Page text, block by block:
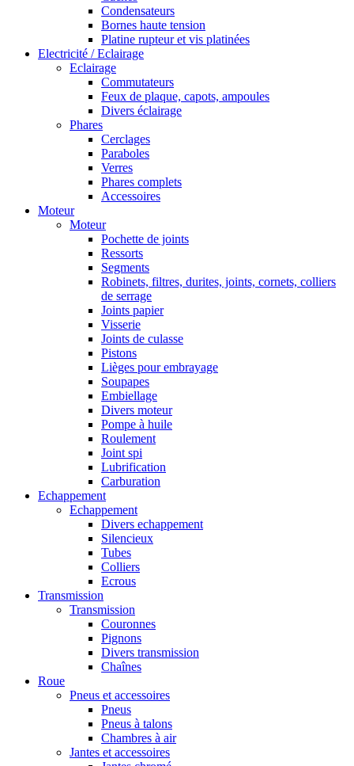
Condensateurs
Bornes haute tension
Platine rupteur et vis platinées
Electricité / Eclairage
Eclairage
Commutateurs
Feux de plaque, capots, ampoules
Divers éclairage
Phares
Cerclages
Paraboles
Verres
Phares complets
Accessoires
Moteur
Moteur
Pochette de joints
Ressorts
Segments
Robinets, filtres, durites, joints, cornets, colliers
de serrage
Joints papier
Visserie
Joints de culasse
Pistons
Lièges pour embrayage
Soupapes
Embiellage
Divers moteur
Pompe à huile
Roulement
Joint spi
Lubrification
Carburation
Echappement
Echappement
Divers echappement
Silencieux
Tubes
Colliers
Ecrous
Transmission
Transmission
Couronnes
Pignons
Divers transmission
Chaînes
Roue
Pneus et accessoires
Pneus
Pneus à talons
Chambres à air
Jantes et accessoires